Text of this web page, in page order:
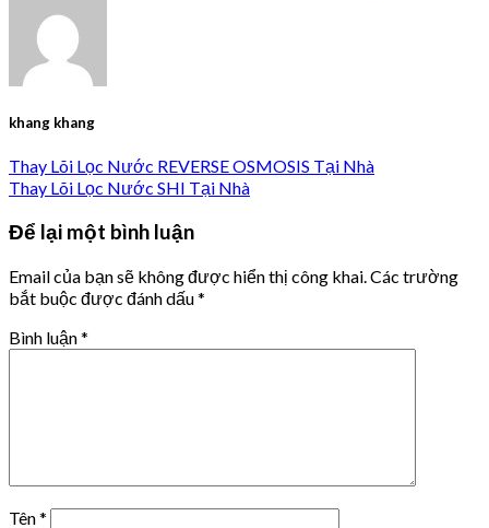
khang khang
Thay Lõi Lọc Nước REVERSE OSMOSIS Tại Nhà
Thay Lõi Lọc Nước SHI Tại Nhà
Để lại một bình luận
Email của bạn sẽ không được hiển thị công khai. Các trường
bắt buộc được đánh dấu*
Bình luận*
Tên*